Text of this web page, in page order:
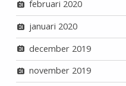
februari 2020
januari 2020
december 2019
november 2019